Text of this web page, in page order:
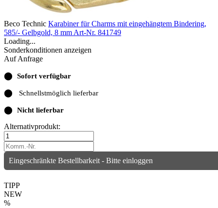
Beco Technic Karabiner für Charms mit eingehängtem Bindering,
585/- Gelbgold, 8 mm Art-Nr. 841749
Loading...
Sonderkonditionen anzeigen
Auf Anfrage
⬤ Sofort verfügbar
⬤ Schnellstmöglich lieferbar
⬤ Nicht lieferbar
Alternativprodukt:
Eingeschränkte Bestellbarkeit - Bitte einloggen
TIPP
NEW
%